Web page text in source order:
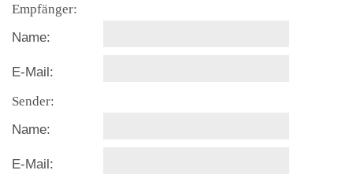
Empfänger:
Name:
E-Mail:
Sender:
Name:
E-Mail: